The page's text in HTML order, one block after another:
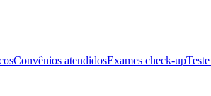
Convênios atendidosExames check-up